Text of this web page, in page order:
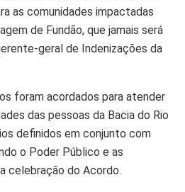
as comunidades impactadas
de Fundão, que jamais será
geral de Indenizações da
foram acordados para atender
das pessoas da Bacia do Rio
definidos em conjunto com
o Poder Público e as
celebração do Acordo.